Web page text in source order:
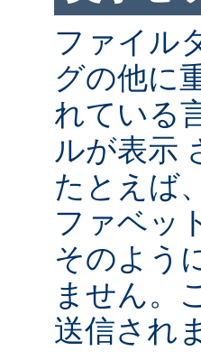
ファイル
グの他に
れている
ルが表示
たとえば
ファベッ
そのよう
ません。
送信され